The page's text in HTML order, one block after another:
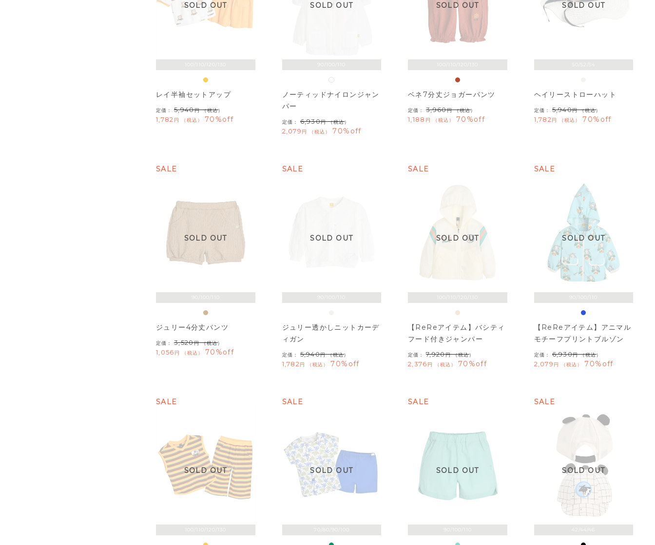
100/110/120/130
SOLD OUT
レイ半袖セットアップ
定価： 5,940 （税込）
1,782 税込 70%off
90/100/110
SOLD OUT
ノーティッドナイロンジャン
パー
定価： 6,930 （税込）
2,079 税込 70%off
100/110/120/130
SOLD OUT
ベネ7分丈ジョガーパンツ
定価： 3,960 （税込）
1,188 税込 70%off
50/52/54
SOLD OUT
ヘイリーストローハット
定価： 5,940 （税込）
1,782 税込 70%off
90/100/110
SOLD OUT
SALE
ジュリー4分丈パンツ
定価： 3,520 （税込）
1,056 税込 70%off
90/100/110
SOLD OUT
SALE
ジュリー透かしニットカーデ
ィガン
定価： 5,940 （税込）
1,782 税込 70%off
100/110/120/130
SOLD OUT
SALE
【ReReアイテム】バシティ
フード付きジャンパー
定価： 7,920 （税込）
2,376 税込 70%off
90/100/110
SOLD OUT
SALE
【ReReアイテム】アニマル
モチーフプリントブルゾン
定価： 6,930 （税込）
2,079 税込 70%off
100/110/120/130
SOLD OUT
SALE
70/80/90/100
SOLD OUT
SALE
90/100/110
SOLD OUT
SALE
42/44/46
SOLD OUT
SALE